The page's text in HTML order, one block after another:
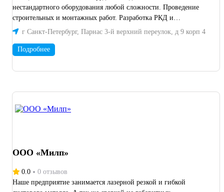
нестандартного оборудования любой сложности. Проведение
строительных и монтажных работ. Разработка РКД и
конструкторское сопровождение. Технический контроль
сдаточных и периодических испытаний изделий.
г Санкт-Петербург, Парнас 3-й верхний переулок, д 9 корп 4
Подробнее
ООО «Милп»
0.0
0 отзывов
Наше предприятие занимается лазерной резкой и гибкой